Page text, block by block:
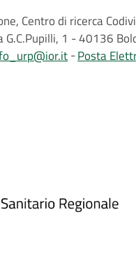
Centro di ricerca
G.C.Pupilli, 1 - 40136
Posta